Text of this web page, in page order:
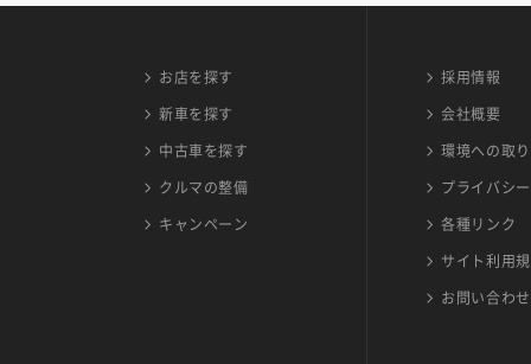
お店を探す
新車を探す
中古車を探す
クルマの整備
キャンペーン
採用情報
会社概要
環境への取
プライバシ
各種リンク
サイト利用
お問い合わせ